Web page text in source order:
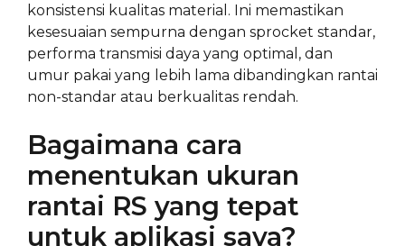
konsistensi kualitas material. Ini memastikan
kesesuaian sempurna dengan sprocket standar,
performa transmisi daya yang optimal, dan
umur pakai yang lebih lama dibandingkan rantai
non-standar atau berkualitas rendah.
Bagaimana cara
menentukan ukuran
rantai RS yang tepat
untuk aplikasi saya?